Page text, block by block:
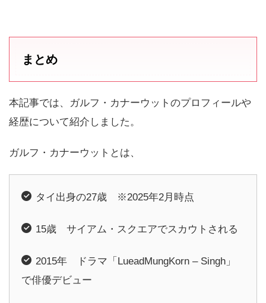
まとめ
本記事では、ガルフ・カナーウットのプロフィールや
経歴について紹介しました。
ガルフ・カナーウットとは、
タイ出身の27歳 ※2025年2月時点
15歳 サイアム・スクエアでスカウトされる
2015年 ドラマ「LueadMungKorn – Singh」
で俳優デビュー